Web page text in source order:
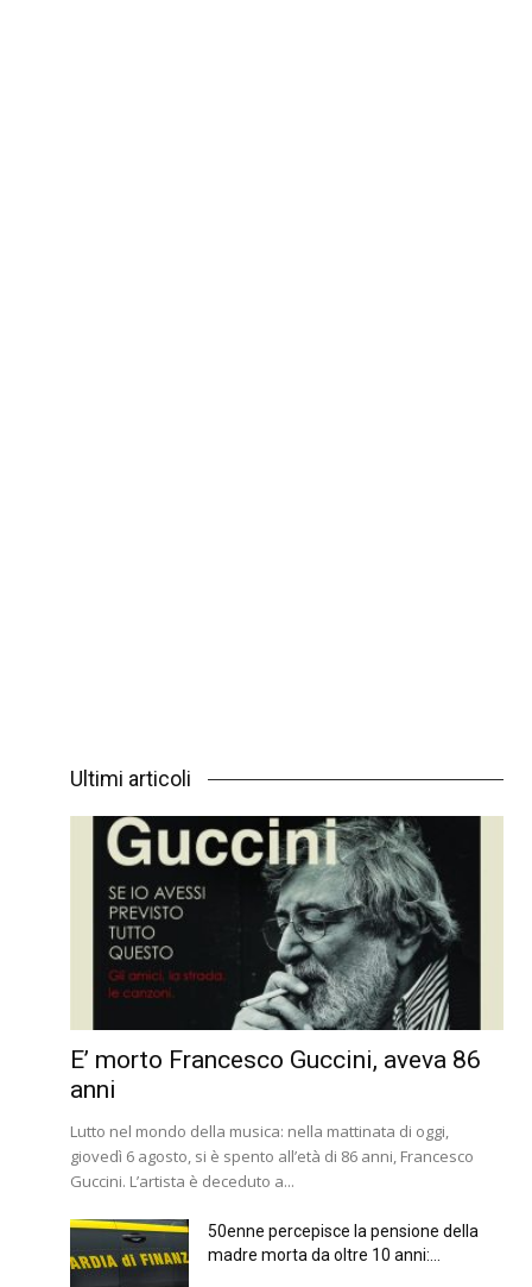
Ultimi articoli
E’ morto Francesco Guccini, aveva 86
anni
Lutto nel mondo della musica: nella mattinata di oggi,
giovedì 6 agosto, si è spento all’età di 86 anni, Francesco
Guccini. L’artista è deceduto a...
50enne percepisce la pensione della
madre morta da oltre 10 anni:...